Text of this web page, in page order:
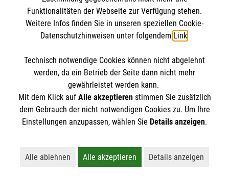
Erste Hilfe bei älteren Menschen
Funktionalitäten der Webseite zur Verfügung stehen.
Weitere Infos finden Sie in unseren speziellen Cookie-
Datenschutzhinweisen unter folgendem Link.
Technisch notwendige Cookies können nicht abgelehnt
werden, da ein Betrieb der Seite dann nicht mehr
gewährleistet werden kann.
Mit dem Klick auf Alle akzeptierenstimmen Sie zusätzlich
dem Gebrauch der nicht notwendigen Cookies zu. Um Ihre
Einstellungen anzupassen, wählen Sie Details anzeigen.
Alle ablehnen
Lehnt alle nicht-essentiellen Cookies ab
Alle akzeptieren
Akzeptiert alle Cookies
Details anzeigen